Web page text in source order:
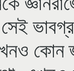
সেই
কোন